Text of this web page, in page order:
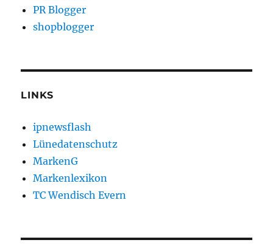
PR Blogger
shopblogger
LINKS
ipnewsflash
Lünedatenschutz
MarkenG
Markenlexikon
TC Wendisch Evern